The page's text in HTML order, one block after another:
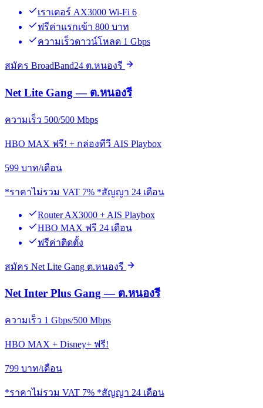
เราเตอร์ AX3000 Wi-Fi 6
ฟรีค่าแรกเข้า 800 บาท
ความเร็วดาวน์โหลด 1 Gbps
สมัคร BroadBand24 ต.หนองรี
Net Lite Gang — ต.หนองรี
ความเร็ว 500/500 Mbps
HBO MAX ฟรี! + กล่องทีวี AIS Playbox
599 บาท/เดือน
*ราคาไม่รวม VAT 7% *สัญญา 24 เดือน
Router AX3000 + AIS Playbox
HBO MAX ฟรี 24 เดือน
ฟรีค่าติดตั้ง
สมัคร Net Lite Gang ต.หนองรี
Net Inter Plus Gang — ต.หนองรี
ความเร็ว 1 Gbps/500 Mbps
HBO MAX + Disney+ ฟรี!
799 บาท/เดือน
*ราคาไม่รวม VAT 7% *สัญญา 24 เดือน